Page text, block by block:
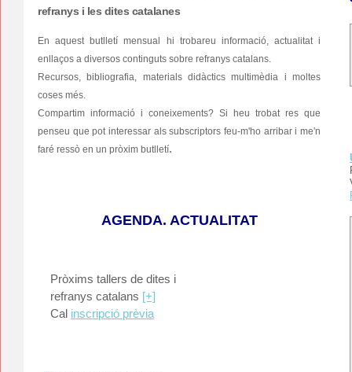
refranys i les dites catalanes
En aquest butlletí mensual hi trobareu informació, actualitat i
enllaços a diversos continguts sobre refranys catalans.
Recursos, bibliografia, materials didàctics multimèdia i moltes
coses més.
Compartim informació i coneixements? Si heu trobat res que
penseu que pot interessar als subscriptors feu-m'ho arribar i me'n
faré ressò en un pròxim butlletí.
AGENDA. ACTUALITAT
Pròxims tallers de dites i
refranys catalans [+]
Cal inscripció prèvia